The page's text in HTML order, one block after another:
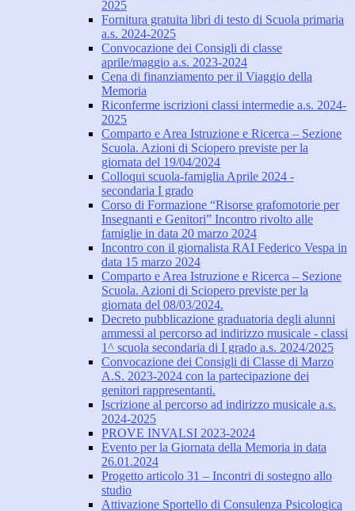
2025
Fornitura gratuita libri di testo di Scuola primaria
a.s. 2024-2025
Convocazione dei Consigli di classe
aprile/maggio a.s. 2023-2024
Cena di finanziamento per il Viaggio della
Memoria
Riconferme iscrizioni classi intermedie a.s. 2024-
2025
Comparto e Area Istruzione e Ricerca – Sezione
Scuola. Azioni di Sciopero previste per la
giornata del 19/04/2024
Colloqui scuola-famiglia Aprile 2024 -
secondaria I grado
Corso di Formazione “Risorse grafomotorie per
Insegnanti e Genitori” Incontro rivolto alle
famiglie in data 20 marzo 2024
Incontro con il giornalista RAI Federico Vespa in
data 15 marzo 2024
Comparto e Area Istruzione e Ricerca – Sezione
Scuola. Azioni di Sciopero previste per la
giornata del 08/03/2024.
Decreto pubblicazione graduatoria degli alunni
ammessi al percorso ad indirizzo musicale - classi
1^ scuola secondaria di I grado a.s. 2024/2025
Convocazione dei Consigli di Classe di Marzo
A.S. 2023-2024 con la partecipazione dei
genitori rappresentanti.
Iscrizione al percorso ad indirizzo musicale a.s.
2024-2025
PROVE INVALSI 2023-2024
Evento per la Giornata della Memoria in data
26.01.2024
Progetto articolo 31 – Incontri di sostegno allo
studio
Attivazione Sportello di Consulenza Psicologica